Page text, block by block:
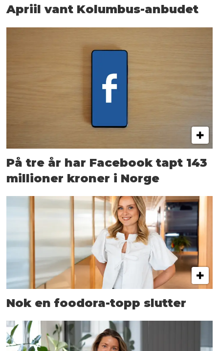
Apriil vant Kolumbus-anbudet
På tre år har Facebook tapt 143
millioner kroner i Norge
Nok en foodora-topp slutter